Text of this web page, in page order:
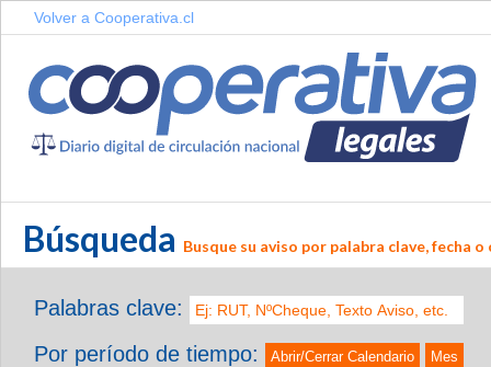
Volver a Cooperativa.cl
Búsqueda Busque su aviso por palabra clave, fecha
Palabras clave:
Por período de tiempo:
Abrir/Cerrar Calendario Mes